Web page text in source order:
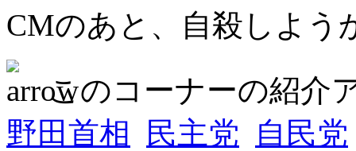
CMのあと、自殺しよ
このコーナーの紹介
野田首相
民主党
自民党